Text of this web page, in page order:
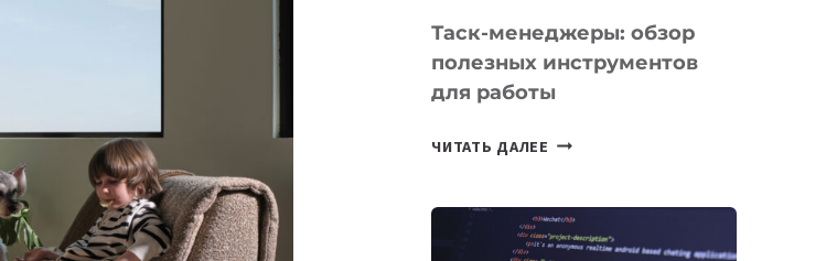
Таск-менеджеры: обзор
полезных инструментов
для работы
ЧИТАТЬ ДАЛЕЕ ТАСК-
ПОЛЕЗНЫХ
ИНСТРУМЕНТОВ